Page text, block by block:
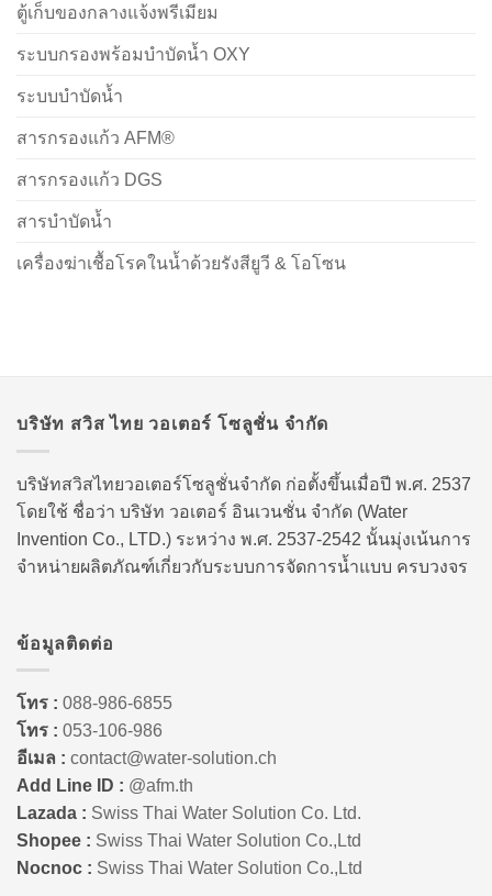
ตู้เก็บของกลางแจ้งพรีเมียม
ระบบกรองพร้อมบำบัดน้ำ OXY
ระบบบำบัดน้ำ
สารกรองแก้ว AFM®
สารกรองแก้ว DGS
สารบำบัดน้ำ
เครื่องฆ่าเชื้อโรคในน้ำด้วยรังสียูวี & โอโซน
บริษัท สวิส ไทย วอเตอร์ โซลูชั่น จำกัด
บริษัทสวิสไทยวอเตอร์โซลูชั่นจำกัด ก่อตั้งขึ้นเมื่อปี พ.ศ. 2537
โดยใช้ ชื่อว่า บริษัท วอเตอร์ อินเวนชั่น จำกัด (Water
Invention Co., LTD.) ระหว่าง พ.ศ. 2537-2542 นั้นมุ่งเน้นการ
จำหน่ายผลิตภัณฑ์เกี่ยวกับระบบการจัดการน้ำแบบ ครบวงจร
ข้อมูลติดต่อ
โทร : 088-986-6855
โทร : 053-106-986
อีเมล : contact@water-solution.ch
Add Line ID : @afm.th
Lazada : Swiss Thai Water Solution Co. Ltd.
Shopee : Swiss Thai Water Solution Co.,Ltd
Nocnoc : Swiss Thai Water Solution Co.,Ltd